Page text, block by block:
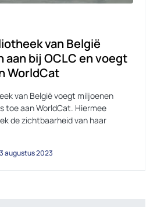
van België
aan bij OCLC en voegt
WorldCat
van België voegt miljoenen
toe aan WorldCat. Hiermee
de zichtbaarheid van haar
augustus 2023